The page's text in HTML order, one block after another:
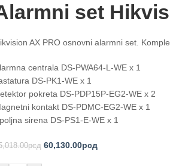
set
AX PRO osnovni alarmni set.
centrala DS-PWA64-L-WE x 1
DS-PK1-WE x 1
pokreta DS-PDP15P-EG2-WE x 2
kontakt DS-PDMC-EG2-WE x 1
sirena DS-PS1-E-WE x 1
рсд 60,130.00рсд